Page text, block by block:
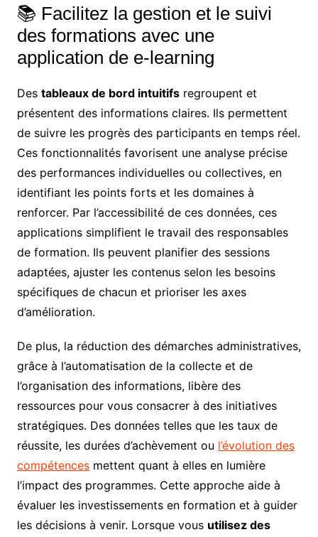
📚 Facilitez la gestion et le suivi
des formations avec une
application de e-learning
Des tableaux de bord intuitifsregroupent et
présentent des informations claires. Ils permettent
de suivre les progrès des participants en temps réel.
Ces fonctionnalités favorisent une analyse précise
des performances individuelles ou collectives, en
identifiant les points forts et les domaines à
renforcer. Par l’accessibilité de ces données, ces
applications simplifient le travail des responsables
de formation. Ils peuvent planifier des sessions
adaptées, ajuster les contenus selon les besoins
spécifiques de chacun et prioriser les axes
d’amélioration.
De plus, la réduction des démarches administratives,
grâce à l’automatisation de la collecte et de
l’organisation des informations, libère des
ressources pour vous consacrer à des initiatives
stratégiques. Des données telles que les taux de
réussite, les durées d’achèvement ou l’évolution des
compétencesmettent quant à elles en lumière
l’impact des programmes. Cette approche aide à
évaluer les investissements en formation et à guider
les décisions à venir. Lorsque vous utilisez des